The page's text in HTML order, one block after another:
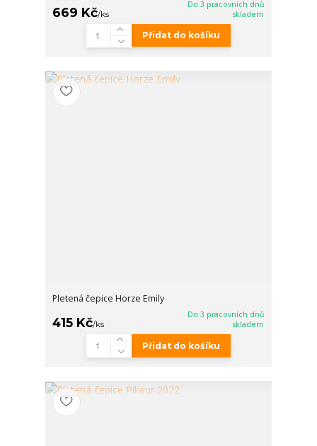
669 Kč/ks
Do 3 pracovních dnů
skladem
Přidat do košíku
Pletená čepice Horze Emily
415 Kč/ks
Do 3 pracovních dnů
skladem
Přidat do košíku